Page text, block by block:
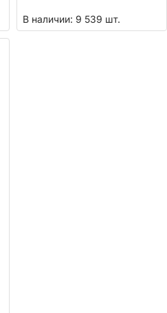
В наличии: 9 539 шт.